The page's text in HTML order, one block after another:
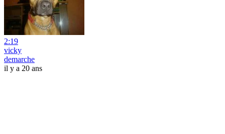
2:19
vicky
demarche
il y a 20 ans